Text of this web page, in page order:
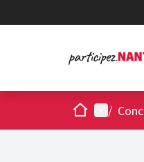
AccueilMenu
/